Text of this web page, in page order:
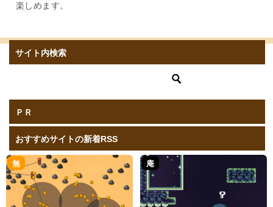
楽しめます。
サイト内検索
ＰＲ
おすすめサイトの新着RSS
無 庵